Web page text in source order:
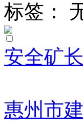
标签：
安全矿长
惠州市